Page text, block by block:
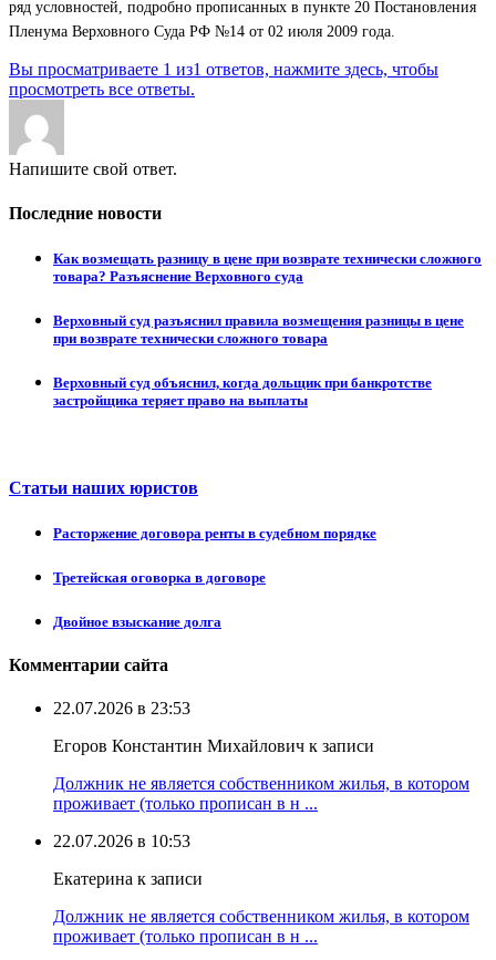
ряд условностей, подробно прописанных в пункте 20 Постановления
Пленума Верховного Суда РФ №14 от 02 июля 2009 года.
Вы просматриваете 1 из1 ответов, нажмите здесь, чтобы
просмотреть все ответы.
Напишите свой ответ.
Последние новости
Как возмещать разницу в цене при возврате технически сложного
товара? Разъяснение Верховного суда
Верховный суд разъяснил правила возмещения разницы в цене
при возврате технически сложного товара
Верховный суд объяснил, когда дольщик при банкротстве
застройщика теряет право на выплаты
Статьи наших юристов
Расторжение договора ренты в судебном порядке
Третейская оговорка в договоре
Двойное взыскание долга
Комментарии сайта
22.07.2026 в 23:53
Егоров Константин Михайлович к записи
Должник не является собственником жилья, в котором
проживает (только прописан в н ...
22.07.2026 в 10:53
Екатерина к записи
Должник не является собственником жилья, в котором
проживает (только прописан в н ...